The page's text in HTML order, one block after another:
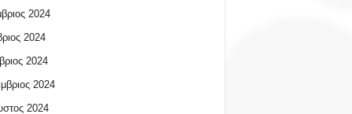
2024
2024
2024
2024
2024